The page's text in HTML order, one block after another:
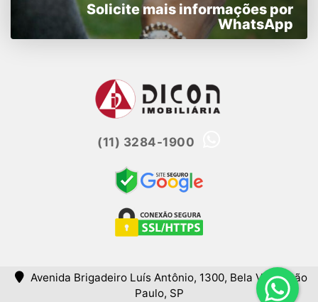
Solicite mais informações por
WhatsApp
(11) 3284-1900
Avenida Brigadeiro Luís Antônio, 1300, Bela Vista, São
Paulo, SP